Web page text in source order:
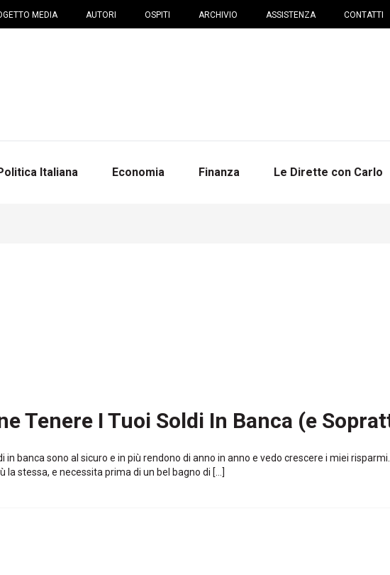
MEDIA AUTORI OSPITI ARCHIVIO ASSISTENZA CONTATTI
Italiana Economia Finanza Le Dirette con Carlo
Tenere I Tuoi Soldi In Banca (e
in banca sono al sicuro e in più rendono di anno in anno e vedo crescere i miei
stessa, e necessita prima di un bel bagno di […]